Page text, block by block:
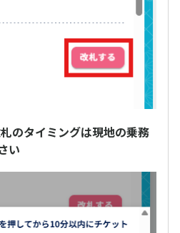
のタイミングは現地の乗務
い